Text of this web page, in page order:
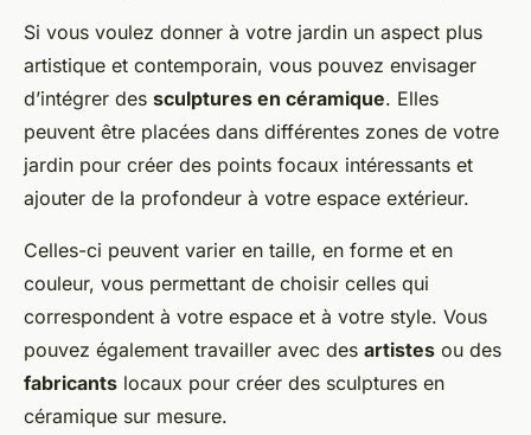
Si vous voulez donner à votre jardin un aspect plus
artistique et contemporain, vous pouvez envisager
d’intégrer des sculptures en céramique. Elles
peuvent être placées dans différentes zones de votre
jardin pour créer des points focaux intéressants et
ajouter de la profondeur à votre espace extérieur.
Celles-ci peuvent varier en taille, en forme et en
couleur, vous permettant de choisir celles qui
correspondent à votre espace et à votre style. Vous
pouvez également travailler avec des artistes ou des
fabricants locaux pour créer des sculptures en
céramique sur mesure.